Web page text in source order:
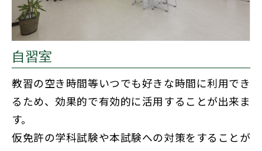
自習室
教習の空き時間等いつでも好きな時間に利用でき
るため、効果的で有効的に活用することが出来ま
す。
仮免許の学科試験や本試験への対策をすることが